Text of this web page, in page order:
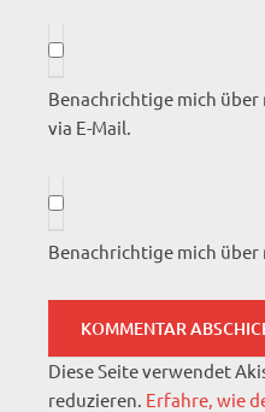
Benachrichtige mich
via E-Mail.
Benachrichtige mich über
Diese Seite verwendet
reduzieren. Erfahre, wie